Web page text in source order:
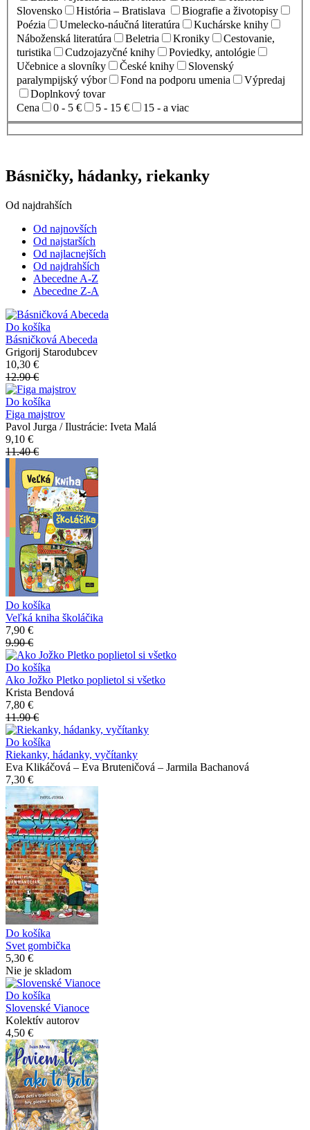
Slovensko
História – Bratislava
Biografie a životopisy
Poézia
Umelecko-náučná literatúra
Kuchárske knihy
Náboženská literatúra
Beletria Kroniky
Cestovanie,
turistika
Cudzojazyčné knihy
Poviedky, antológie
Učebnice a slovníky
České knihy
Slovenský
paralympijský výbor
Fond na podporu umenia
Výpredaj
Doplnkový tovar
Cena
0 - 5 € 5 - 15 € 15 - a viac
Básničky, hádanky, riekanky
Od najdrahších
Od najnovších
Od najstarších
Od najlacnejších
Od najdrahších
Abecedne A-Z
Abecedne Z-A
Do košíka
Básničková Abeceda
Grigorij Starodubcev
10,30 €
12.90 €
Do košíka
Figa majstrov
Pavol Jurga / Ilustrácie: Iveta Malá
9,10 €
11.40 €
Do košíka
Veľká kniha školáčika
7,90 €
9.90 €
Do košíka
Ako Jožko Pletko poplietol si všetko
Krista Bendová
7,80 €
11.90 €
Do košíka
Riekanky, hádanky, vyčítanky
Eva Klikáčová – Eva Bruteničová – Jarmila Bachanová
7,30 €
Do košíka
Svet gombička
5,30 €
Nie je skladom
Do košíka
Slovenské Vianoce
Kolektív autorov
4,50 €